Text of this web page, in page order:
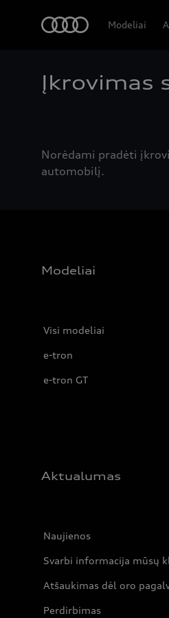
Modeliai
Įkrovimas
Norėdami pradėti
automobilį.
Modeliai
Visi modeliai
e-tron
e-tron GT
Aktualumas
Naujienos
Svarbi informacija mūsų
Atšaukimas dėl oro
Perdirbimas